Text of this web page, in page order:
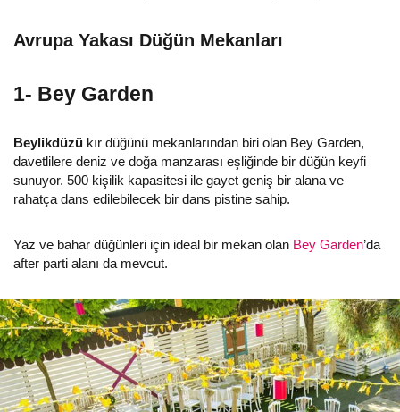
Avrupa Yakası Düğün Mekanları
1- Bey Garden
Beylikdüzü kır düğünü mekanlarından biri olan Bey Garden,
davetlilere deniz ve doğa manzarası eşliğinde bir düğün keyfi
sunuyor. 500 kişilik kapasitesi ile gayet geniş bir alana ve
rahatça dans edilebilecek bir dans pistine sahip.
Yaz ve bahar düğünleri için ideal bir mekan olan Bey Garden’da
after parti alanı da mevcut.